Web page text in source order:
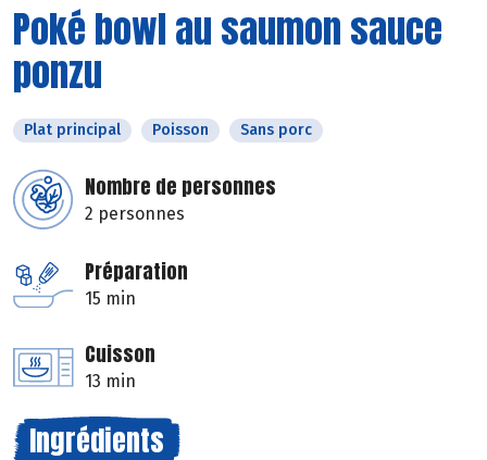
Poké bowl au saumon sauce
ponzu
Plat principal Poisson Sans porc
Nombre de personnes
2 personnes
Préparation
15 min
Cuisson
13 min
Ingrédients